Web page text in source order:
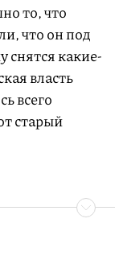
то, что
что он под
снятся какие-
власть
всего
старый